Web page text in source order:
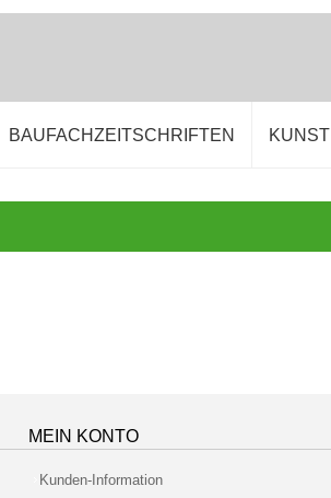
BAUFACHZEITSCHRIFTEN KUNST
MEIN KONTO
Kunden-Information